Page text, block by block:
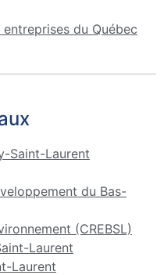
du Québec
Saint-Laurent
du Bas-
(CREBSL)
Laurent
Laurent